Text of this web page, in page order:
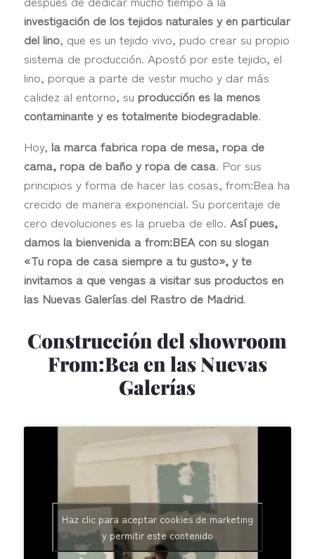
investigación de los tejidos naturales y en particular
del lino, que es un tejido vivo, pudo crear su propio
sistema de producción. Apostó por este tejido, el
lino, porque a parte de vestir mucho y dar más
calidez al entorno, su producción es la menos
contaminante y es totalmente biodegradable.
Hoy, la marca fabrica ropa de mesa, ropa de
cama, ropa de baño y ropa de casa. Por sus
principios y forma de hacer las cosas, from:Bea ha
crecido de manera exponencial. Su porcentaje de
cero devoluciones es la prueba de ello. Así pues,
damos la bienvenida a from:BEA con su slogan
«Tu ropa de casa siempre a tu gusto», y te
invitamos a que vengas a visitar sus productos en
las Nuevas Galerías del Rastro de Madrid.
Construcción del showroom
From:Bea en las Nuevas
Galerías
Haz clic para aceptar cookies de marketing
y permitir este contenido